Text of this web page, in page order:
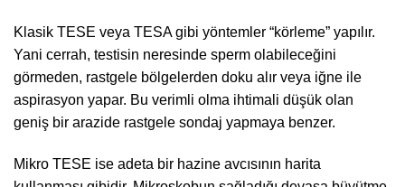
Klasik TESE veya TESA gibi yöntemler “körleme” yapılır.
Yani cerrah, testisin neresinde sperm olabileceğini
görmeden, rastgele bölgelerden doku alır veya iğne ile
aspirasyon yapar. Bu verimli olma ihtimali düşük olan
geniş bir arazide rastgele sondaj yapmaya benzer.
Mikro TESE ise adeta bir hazine avcısının harita